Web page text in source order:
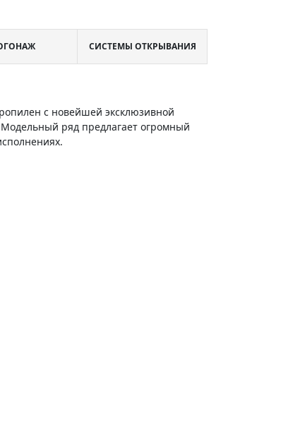
СИСТЕМЫ ОТКРЫВАНИЯ
с новейшей эксклюзивной
ряд предлагает огромный